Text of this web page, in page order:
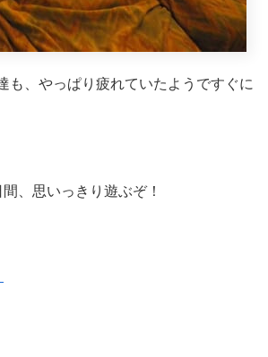
も、やっぱり疲れていたようですぐに
、思いっきり遊ぶぞ！